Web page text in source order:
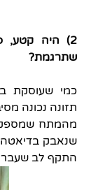
2) היה
שתרגמת?
כמי שעוסקת
תזונה נכונה
מהמתח שמספק
שנאבק בדיאטה
התקף לב